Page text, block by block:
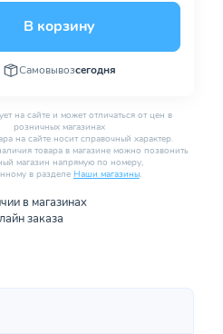
В корзину
Самовывозсегодня
на сайте и может отличаться от цен в
розничных магазинах
на сайте носит справочный характер.
товара в магазине можно позвонить
магазин напрямую по номеру,
в разделе Наши магазины.
в магазинах
заказа